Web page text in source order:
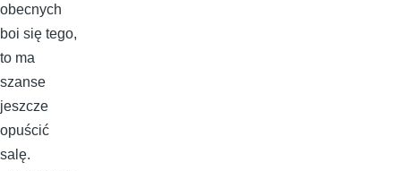
obecnych
boi się tego,
to ma
szanse
jeszcze
opuścić
salę.